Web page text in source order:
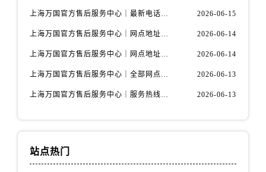
上海万国官方售后服务中心｜最新电话及地址权威信息公示（2026年6月最新） 2026-06-15
上海万国官方售后服务中心｜网点地址及热线权威信息公示（2026年6月最新） 2026-06-14
上海万国官方售后服务中心｜网点地址与服务热线权威信息公示（2026年6月最新） 2026-06-14
上海万国官方售后服务中心｜全部网点地址电话权威信息公示（2026年6月最新） 2026-06-13
上海万国官方售后服务中心｜服务热线及办公地址权威信息公示（2026年6月最新） 2026-06-13
站点热门